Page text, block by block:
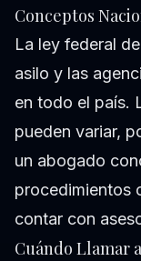
Conceptos
La ley federal
asilo y las
en todo el país.
pueden variar,
un abogado
procedimientos
contar con
Cuándo Llamar